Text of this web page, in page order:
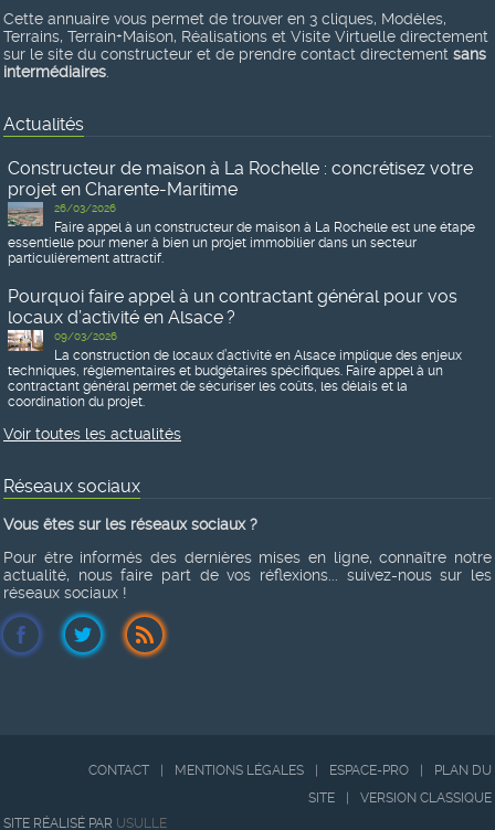
Cette annuaire vous permet de trouver en 3 cliques, Modèles,
Terrains, Terrain+Maison, Réalisations et Visite Virtuelle directement
sur le site du constructeur et de prendre contact directement sans
intermédiaires
Actualités
Constructeur de maison à La Rochelle : concrétisez votre
projet en Charente-Maritime
26/03/2026
Faire appel à un constructeur de maison à La Rochelle est une étape
essentielle pour mener à bien un projet immobilier dans un secteur
particulièrement attractif.
Pourquoi faire appel à un contractant général pour vos
locaux d’activité en Alsace ?
09/03/2026
La construction de locaux d’activité en Alsace implique des enjeux
techniques, réglementaires et budgétaires spécifiques. Faire appel à un
contractant général permet de sécuriser les coûts, les délais et la
coordination du projet.
Voir toutes les actualités
Réseaux sociaux
Vous êtes sur les réseaux sociaux ?
Pour être informés des dernières mises en ligne, connaître notre
actualité, nous faire part de vos réflexions... suivez-nous sur les
réseaux sociaux !
CONTACT MENTIONS LÉGALES ESPACE-PRO
PLAN DU
SITE
VERSION CLASSIQUE
SITE RÉALISÉ PAR USULLE